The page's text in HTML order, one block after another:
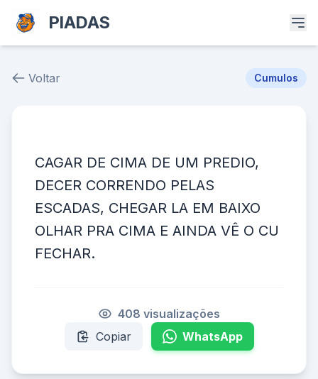
PIADAS
Voltar Cumulos
CAGAR DE CIMA DE UM PREDIO,
DECER CORRENDO PELAS
ESCADAS, CHEGAR LA EM BAIXO
OLHAR PRA CIMA E AINDA VÊ O CU
FECHAR.
408 visualizações
Copiar
WhatsApp